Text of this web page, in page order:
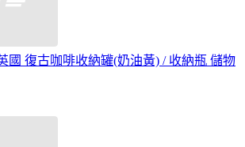
國 復古咖啡收納罐(奶油黃) / 收納瓶 儲物